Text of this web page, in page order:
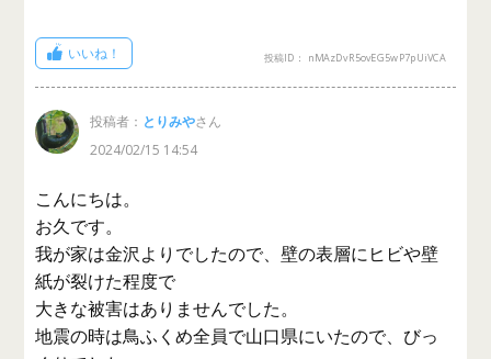
いいね！ 投稿ID： nMAzDvR5ovEG5wP7pUiVCA
投稿者： とりみやさん
2024/02/15 14:54
こんにちは。
お久です。
我が家は金沢よりでしたので、壁の表層にヒビや壁
紙が裂けた程度で
大きな被害はありませんでした。
地震の時は鳥ふくめ全員で山口県にいたので、びっ